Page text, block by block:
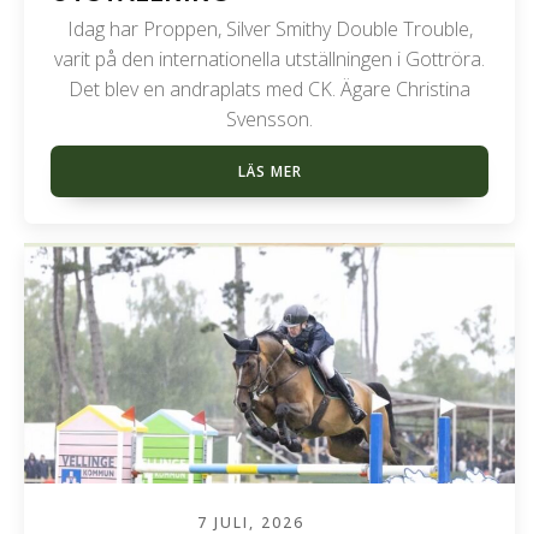
Idag har Proppen, Silver Smithy Double Trouble,
varit på den internationella utställningen i Gottröra.
Det blev en andraplats med CK. Ägare Christina
Svensson.
LÄS MER
7 JULI, 2026